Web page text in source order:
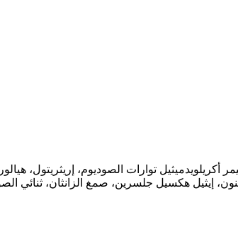
1،2-هيكسانديول، هيدروكسي إيثيل أكريلات/بوليمر أكريلويدميثيل توارات الصوديوم،